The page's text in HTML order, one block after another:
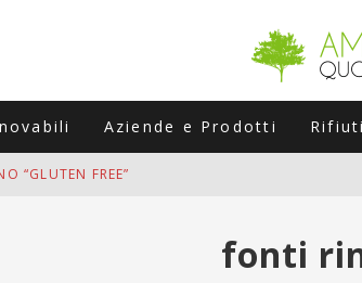
Aziende e Prodotti
“GLUTEN FREE”
CITRA 400 COLLABORATORI STAGIONALI
fonti